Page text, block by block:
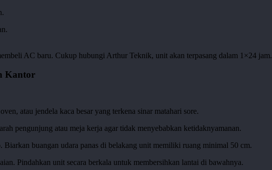
AC baru. Cukup hubungi Arthur Teknik, unit akan terpasang dalam 1×24 jam.
Kantor
atau jendela kaca besar yang terkena sinar matahari sore.
pengunjung atau meja kerja agar tidak menyebabkan ketidaknyamanan.
buangan udara panas di belakang unit memiliki ruang minimal 50 cm.
Pindahkan unit secara berkala untuk membersihkan lantai di bawahnya.